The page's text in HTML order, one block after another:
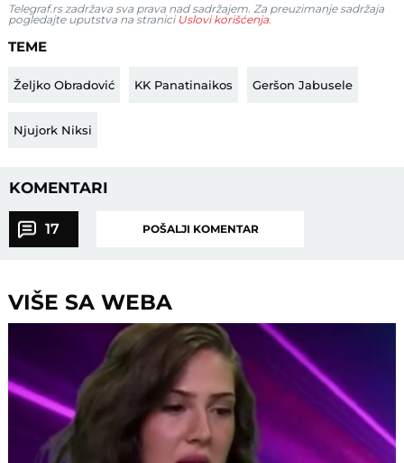
Telegraf.rs zadržava sva prava nad sadržajem. Za preuzimanje sadržaja
pogledajte uputstva na stranici Uslovi korišćenja.
TEME
Željko Obradović KK Panatinaikos Geršon Jabusele
Njujork Niksi
KOMENTARI
17 POŠALJI KOMENTAR
VIŠE SA WEBA